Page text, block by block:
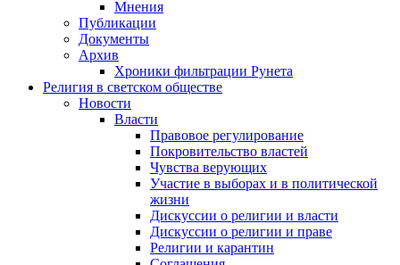
Мнения
Публикации
Документы
Архив
Хроники фильтрации Рунета
Религия в светском обществе
Новости
Власти
Правовое регулирование
Покровительство властей
Чувства верующих
Участие в выборах и в политической
жизни
Дискуссии о религии и власти
Дискуссии о религии и праве
Религии и карантин